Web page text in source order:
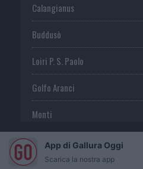
Calangianus
Buddusò
Loiri P. S. Paolo
Golfo Aranci
Monti
TeltiApp di Gallura Oggi
Scarica la nostra app